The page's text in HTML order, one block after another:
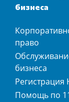
бизнеса
право
бизнеса
Помощь по